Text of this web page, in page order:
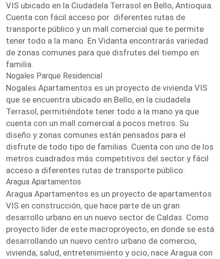
VIS ubicado en la Ciudadela Terrasol en Bello, Antioquia.
Cuenta con fácil acceso por diferentes rutas de
transporte público y un mall comercial que te permite
tener todo a la mano. En Vidanta encontrarás variedad
de zonas comunes para que disfrutes del tiempo en
familia.
Nogales Parque Residencial
Nogales Apartamentos es un proyecto de vivienda VIS
que se encuentra ubicado en Bello, en la ciudadela
Terrasol, permitiéndote tener todo a la mano ya que
cuenta con un mall comercial a pocos metros. Su
diseño y zonas comunes están pensados para el
disfrute de todo tipo de familias. Cuenta con uno de los
metros cuadrados más competitivos del sector y fácil
acceso a diferentes rutas de transporte público.
Aragua Apartamentos
Aragua Apartamentos es un proyecto de apartamentos
VIS en construcción, que hace parte de un gran
desarrollo urbano en un nuevo sector de Caldas. Como
proyecto líder de este macroproyecto, en donde se está
desarrollando un nuevo centro urbano de comercio,
vivienda, salud, entretenimiento y ocio, nace Aragua con